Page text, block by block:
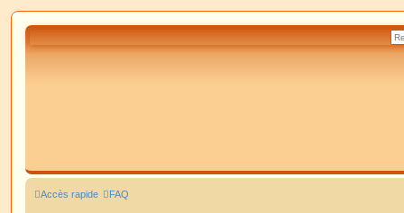
Accès rapide FAQ